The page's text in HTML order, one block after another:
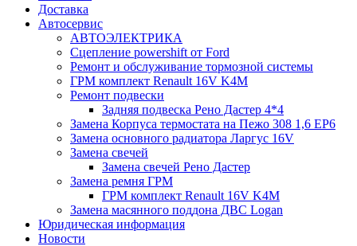
Доставка
Автосервис
АВТОЭЛЕКТРИКА
Сцепление powershift от Ford
Ремонт и обслуживание тормозной системы
ГРМ комплект Renault 16V K4M
Ремонт подвески
Задняя подвеска Рено Дастер 4*4
Замена Корпуса термостата на Пежо 308 1,6 EP6
Замена основного радиатора Ларгус 16V
Замена свечей
Замена свечей Рено Дастер
Замена ремня ГРМ
ГРМ комплект Renault 16V K4M
Замена масянного поддона ДВС Logan
Юридическая информация
Новости